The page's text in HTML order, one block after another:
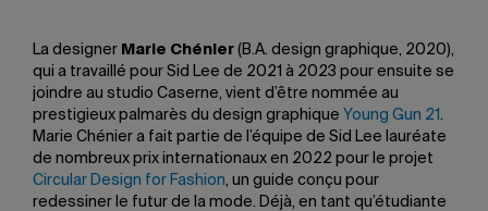
La designer Marie Chénier (B.A. design graphique, 2020),
qui a travaillé pour Sid Lee de 2021 à 2023 pour ensuite se
joindre au studio Caserne, vient d’être nommée au
prestigieux palmarès du design graphique Young Gun 21.
Marie Chénier a fait partie de l’équipe de Sid Lee lauréate
de nombreux prix internationaux en 2022 pour le projet
Circular Design for Fashion, un guide conçu pour
redessiner le futur de la mode. Déjà, en tant qu’étudiante